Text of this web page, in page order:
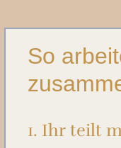
So
1. Ihr teilt